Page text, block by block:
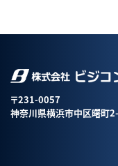
〒231-0057
神奈川県横浜市中区曙町